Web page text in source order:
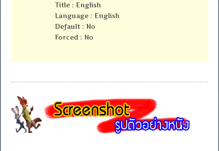
Title : English
Language : English
Default : No
Forced : No